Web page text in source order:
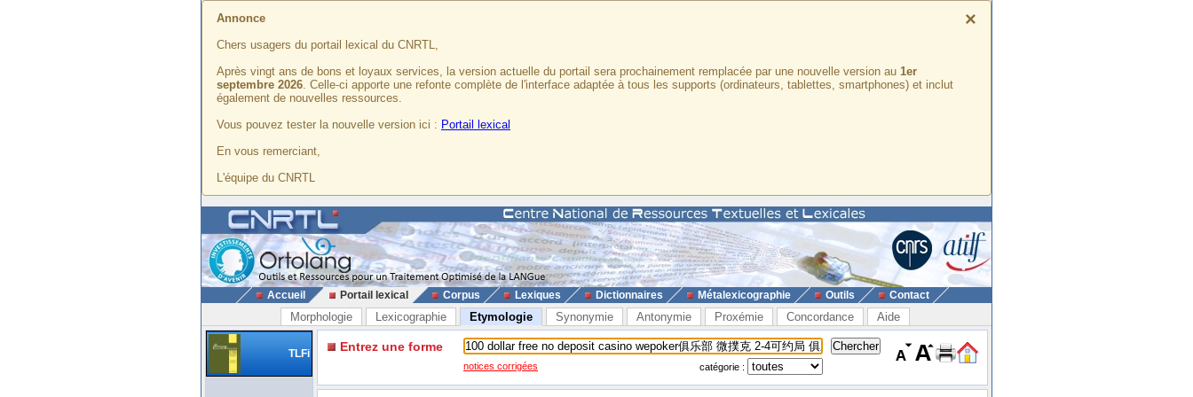
×
Annonce
Chers usagers du portail lexical du CNRTL,
Après vingt ans de bons et loyaux services, la version actuelle du portail sera prochainement remplacée par une nouvelle version au 1er
septembre 2026. Celle-ci apporte une refonte complète de l'interface adaptée à tous les supports (ordinateurs, tablettes, smartphones) et inclut
également de nouvelles ressources.
Vous pouvez tester la nouvelle version ici : Portail lexical
En vous remerciant,
L'équipe du CNRTL
Accueil Portail lexical Corpus Lexiques Dictionnaires Métalexicographie Outils Contact
Morphologie Lexicographie Etymologie Synonymie Antonymie Proxémie Concordance Aide
TLFi Entrez une forme
notices corrigées catégorie :